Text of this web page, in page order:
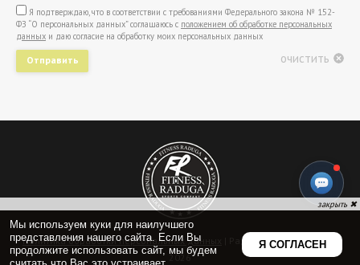
Я подтверждаю, что в соответствии с требованиями Федерального закона № 152-
ФЗ “О персональных данных” соглашаюсь с положением об обработке персональных
данных и даю согласие на обработку моих персональных данных
Отправить очистить
Политика обработки персональных данных
| Радуга Фитнес © 2009-
2026